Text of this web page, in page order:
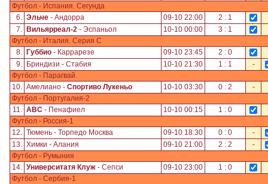
Футбол - Испания. Сегунда
6. Эльче - Андорра 09-10 22:00 2 : 1
7.
Вильярреал-2 - Эспаньол 10-10 00:00 3 : 1
Футбол - Италия. Серия С
8.
Губбио - Каррарезе 09-10 23:45 2 : 0
9.
Бриндизи - Стабия 10-10 21:30 1 : 1
-
Футбол - Парагвай
10. Амелиано - Спортиво Лукеньо 10-10 03:30 0 : 2 -
Футбол - Португалия-2
11. АВС - Пенафиел 10-10 00:15 1 : 0
Футбол - Россия-1
12. Тюмень - Торпедо Москва 09-10 18:30 0 : 0
-
13. Химки - Алания 09-10 21:00 2 : 2
-
Футбол - Румыния
14. Университатя Клуж - Сепси 09-10 23:00 1 : 0
Футбол - Сербия-1